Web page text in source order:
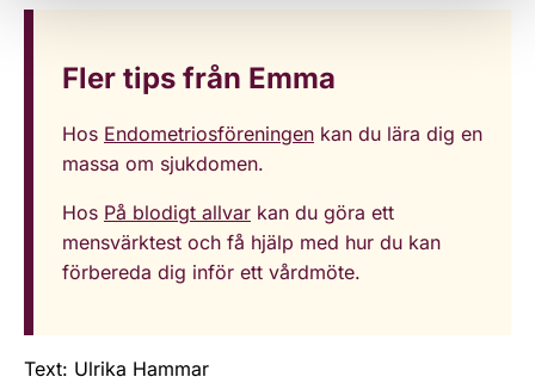
Fler tips från Emma
Hos Endometriosföreningen kan du lära dig en
massa om sjukdomen.
Hos På blodigt allvar kan du göra ett
mensvärktest och få hjälp med hur du kan
förbereda dig inför ett vårdmöte.
Text: Ulrika Hammar